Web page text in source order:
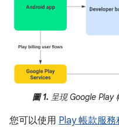
圖 1. 呈現 Google Play
您可以使用 Play 帳款服